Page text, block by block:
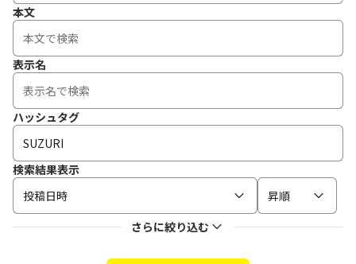
本文
表示名
ハッシュタグ
検索結果表示
投稿日時
昇順
さらに絞り込む